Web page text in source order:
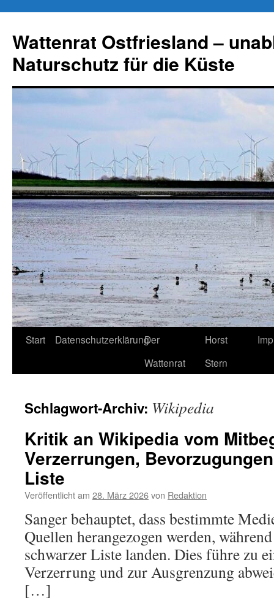
springen
Wattenrat Ostfriesland –
Naturschutz für die Küste
Start DatenschutzerklärungDer
Wattenrat
Horst
Stern
Schlagwort-Archiv: Wikipedia
Kritik an Wikipedia vom
Verzerrungen,
Liste
Veröffentlicht am 28. März 2026von Redaktion
Sanger behauptet, dass bestimmte
Quellen herangezogen werden,
schwarzer Liste landen. Dies führe zu
Verzerrung und zur Ausgrenzung
[…]